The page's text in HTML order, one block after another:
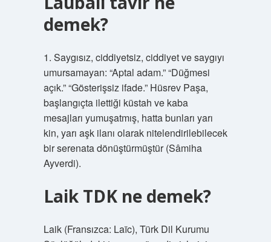
demek?
1. Saygısız, ciddiyetsiz, ciddiyet ve saygıyı
umursamayan: “Aptal adam.” “Düğmesi
açık.” “Gösterişsiz ifade.” Hüsrev Paşa,
başlangıçta ilettiği küstah ve kaba
mesajları yumuşatmış, hatta bunları yarı
kin, yarı aşk ilanı olarak nitelendirilebilecek
bir serenata dönüştürmüştür (Sâmiha
Ayverdi).
Laik TDK ne demek?
Laik (Fransızca: Laïc), Türk Dil Kurumu